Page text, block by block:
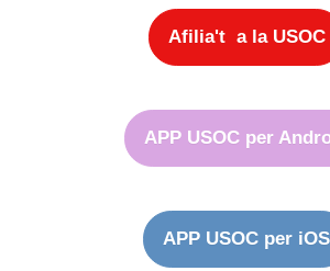
Afilia't a la USOC
APP USOC per
APP USOC per iOS